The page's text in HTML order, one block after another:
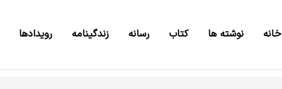
خانه نوشته ها کتاب رسانه زندگینامه رویدادها